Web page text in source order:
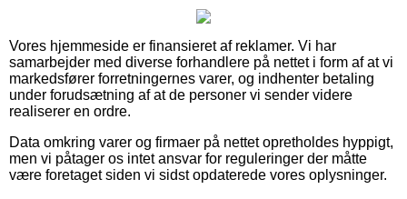
Vores hjemmeside er finansieret af reklamer. Vi har
samarbejder med diverse forhandlere på nettet i form af at vi
markedsfører forretningernes varer, og indhenter betaling
under forudsætning af at de personer vi sender videre
realiserer en ordre.
Data omkring varer og firmaer på nettet opretholdes hyppigt,
men vi påtager os intet ansvar for reguleringer der måtte
være foretaget siden vi sidst opdaterede vores oplysninger.